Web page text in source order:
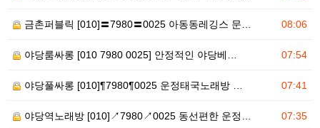
08:06
금촌퍼블릭 [010]〓7980〓0025 아동동레깅스 문…
07:54
야당룸싸롱 [010 7980 0025] 안정적인 야당베…
07:41
야당풀싸롱 [010]¶7980¶0025 운정태국노래방 …
07:35
야당역노래방 [010]↗7980↗0025 동선편한 운정…